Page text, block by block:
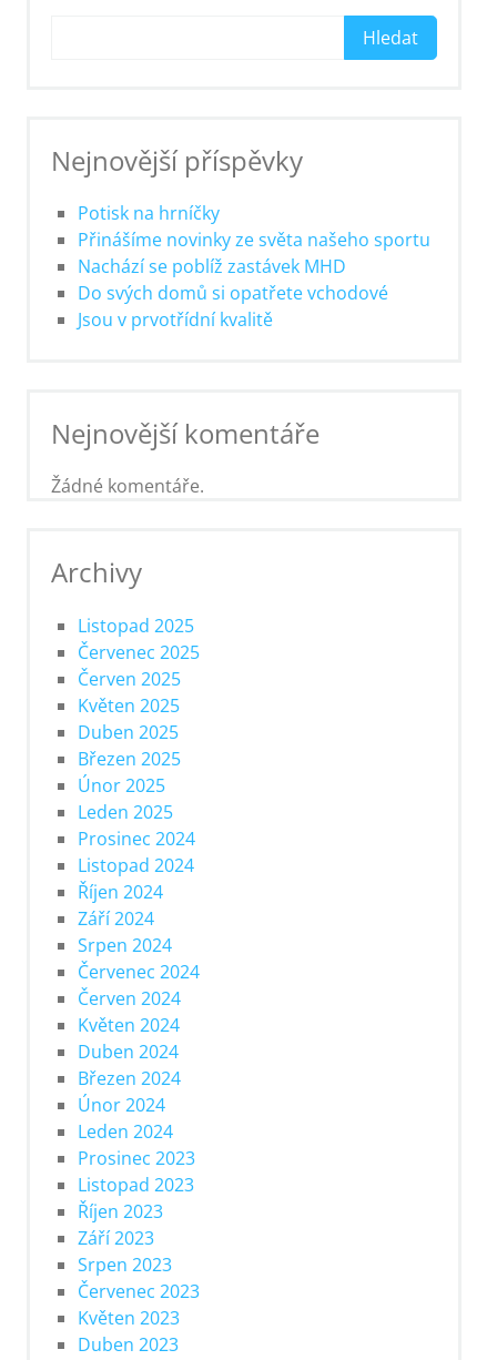
Hledat
Nejnovější příspěvky
Potisk na hrníčky
Přinášíme novinky ze světa našeho sportu
Nachází se poblíž zastávek MHD
Do svých domů si opatřete vchodové
Jsou v prvotřídní kvalitě
Nejnovější komentáře
Žádné komentáře.
Archivy
Listopad 2025
Červenec 2025
Červen 2025
Květen 2025
Duben 2025
Březen 2025
Únor 2025
Leden 2025
Prosinec 2024
Listopad 2024
Říjen 2024
Září 2024
Srpen 2024
Červenec 2024
Červen 2024
Květen 2024
Duben 2024
Březen 2024
Únor 2024
Leden 2024
Prosinec 2023
Listopad 2023
Říjen 2023
Září 2023
Srpen 2023
Červenec 2023
Květen 2023
Duben 2023